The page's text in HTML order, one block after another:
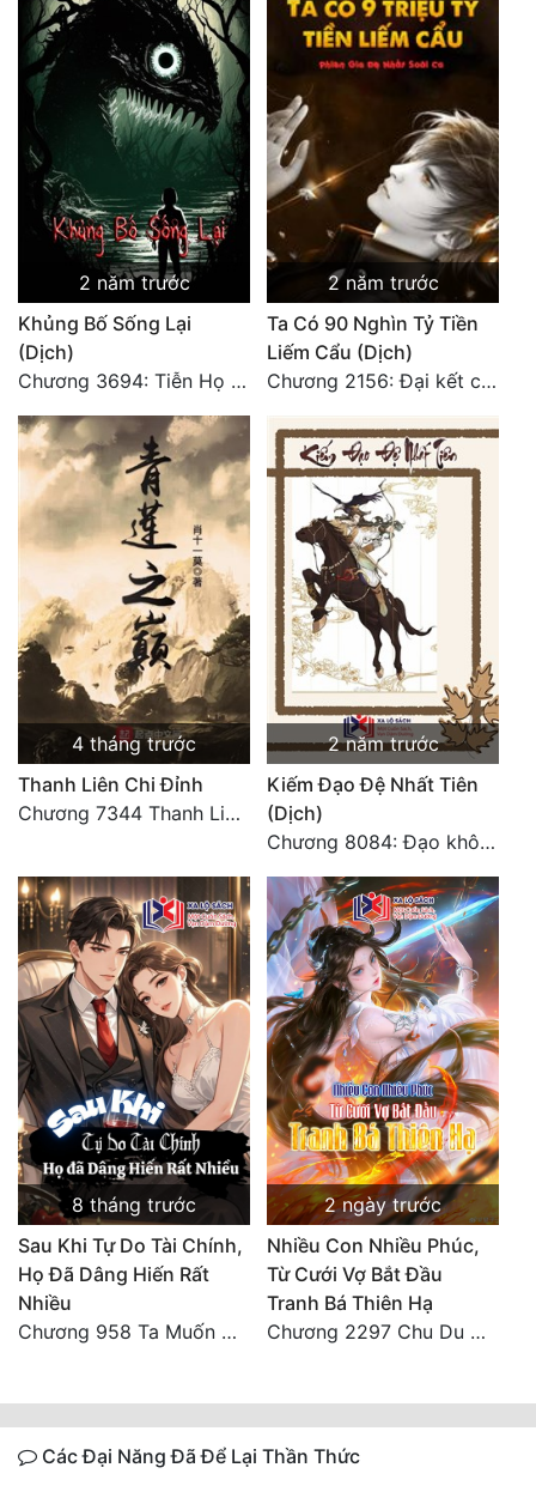
2 năm trước
Khủng Bố Sống Lại
(Dịch)
Chương 3694: Tiễn Họ Đoạn Đường Cuối - Hoàn
2 năm trước
Ta Có 90 Nghìn Tỷ Tiền
Liếm Cẩu (Dịch)
Chương 2156: Đại kết cục!!!
4 tháng trước
Thanh Liên Chi Đỉnh
Chương 7344 Thanh Liên đỉnh (Đại kết cục) (2) HẾT.
2 năm trước
Kiếm Đạo Đệ Nhất Tiên
(Dịch)
Chương 8084: Đạo không bờ bến (Đại kết cục) (10)
8 tháng trước
Sau Khi Tự Do Tài Chính,
Họ Đã Dâng Hiến Rất
Nhiều
Chương 958 Ta Muốn Cùng Các Cô Vĩnh Viễn Ở Bên Nhau (2) Hết
2 ngày trước
Nhiều Con Nhiều Phúc,
Từ Cưới Vợ Bắt Đầu
Tranh Bá Thiên Hạ
Chương 2297 Chu Du Du mang thai
Các Đại Năng Đã Để Lại Thần Thức